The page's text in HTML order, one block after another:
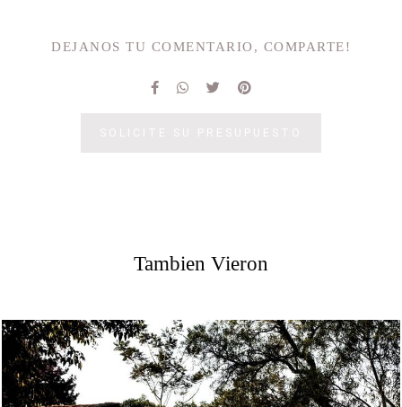
DEJANOS TU COMENTARIO, COMPARTE!
Tambien Vieron